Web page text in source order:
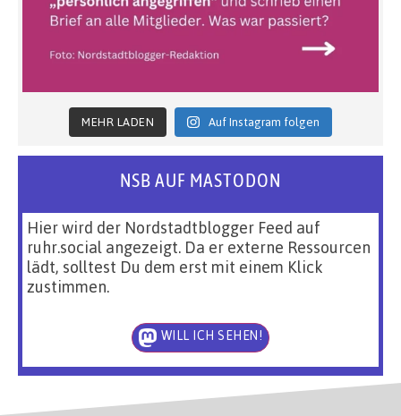
MEHR LADEN Auf Instagram folgen
NSB AUF MASTODON
Hier wird der Nordstadtblogger Feed auf
ruhr.social angezeigt. Da er externe Ressourcen
lädt, solltest Du dem erst mit einem Klick
zustimmen.
WILL ICH SEHEN!